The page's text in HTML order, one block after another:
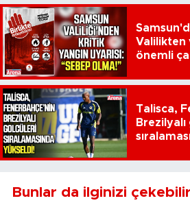
Valilikten
önemli
Talisca,
Bunlar da ilginizi çekebilir